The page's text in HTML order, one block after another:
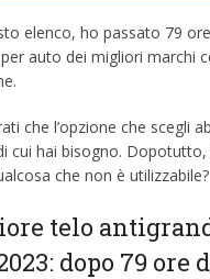
elenco, ho passato 79
auto dei migliori marchi
che l’opzione che scegli
cui hai bisogno. Dopotutto,
che non è utilizzabile?
telo
dopo 79 ore